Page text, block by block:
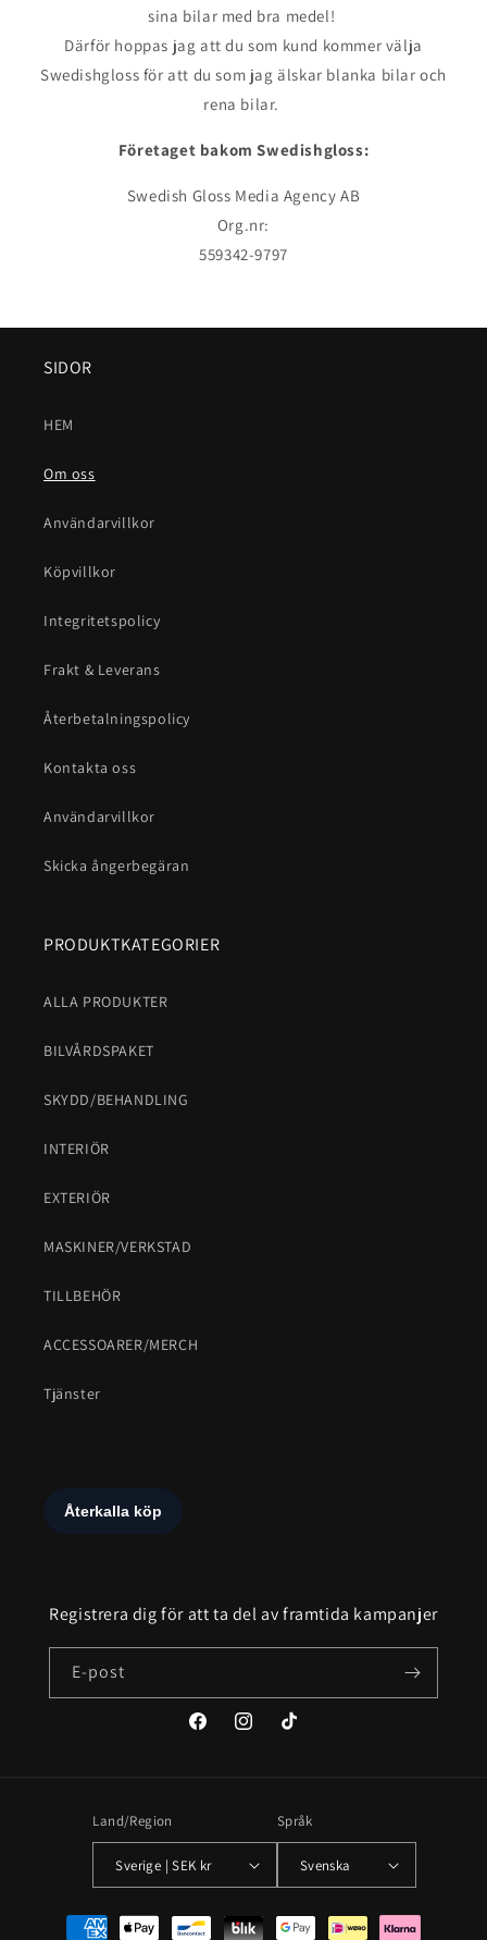
sina bilar med bra medel!
Därför hoppas jag att du som kund kommer välja
Swedishgloss för att du som jag älskar blanka bilar och
rena bilar.
Företaget bakom Swedishgloss:
Swedish Gloss Media Agency AB
Org.nr:
559342-9797
SIDOR
HEM
Om oss
Användarvillkor
Köpvillkor
Integritetspolicy
Frakt & Leverans
Återbetalningspolicy
Kontakta oss
Användarvillkor
Skicka ångerbegäran
PRODUKTKATEGORIER
ALLA PRODUKTER
BILVÅRDSPAKET
SKYDD/BEHANDLING
INTERIÖR
EXTERIÖR
MASKINER/VERKSTAD
TILLBEHÖR
ACCESSOARER/MERCH
Tjänster
Registrera dig för att ta del av framtida kampanjer
E-post
FacebookInstagramTikTok
Land/Region
Sverige | SEK kr
Språk
Svenska
Betalningsmetoder